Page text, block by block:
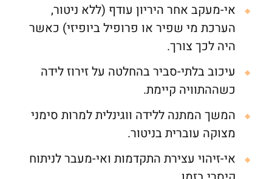
אי-מעקב אחר היריון עודף (ללא ניטור,
הערכת מי שפיר או פרופיל ביופיזי) כאשר
היה לכך צורך.
עיכוב בלתי-סביר בהחלטה על זירוז לידה
כשההתוויה קיימת.
המשך המתנה ללידה ווגינלית למרות סימני
מצוקה עוברית בניטור.
אי-זיהוי עצירת התקדמות ואי-מעבר לניתוח